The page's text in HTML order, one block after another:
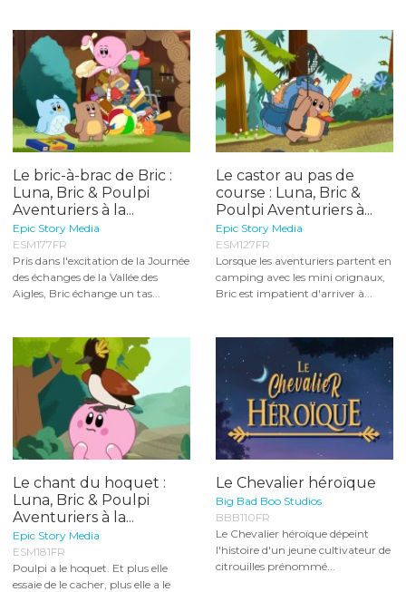
Le bric-à-brac de Bric :
Luna, Bric & Poulpi
Aventuriers à la...
Epic Story Media
ESM177FR
Pris dans l'excitation de la Journée
des échanges de la Vallée des
Aigles, Bric échange un tas...
Le castor au pas de
course : Luna, Bric &
Poulpi Aventuriers à...
Epic Story Media
ESM127FR
Lorsque les aventuriers partent en
camping avec les mini orignaux,
Bric est impatient d'arriver à...
Le chant du hoquet :
Luna, Bric & Poulpi
Aventuriers à la...
Epic Story Media
ESM181FR
Poulpi a le hoquet. Et plus elle
essaie de le cacher, plus elle a le
Le Chevalier héroïque
Big Bad Boo Studios
BBB110FR
Le Chevalier héroïque dépeint
l'histoire d'un jeune cultivateur de
citrouilles prénommé...